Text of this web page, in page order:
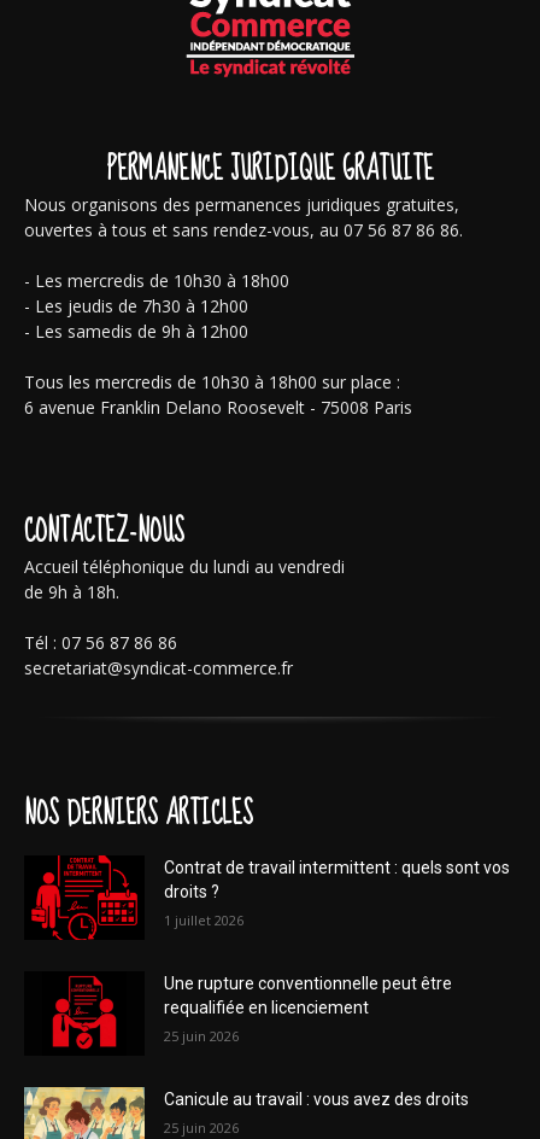
PERMANENCE JURIDIQUE GRATUITE
Nous organisons des permanences juridiques gratuites,
ouvertes à tous et sans rendez-vous, au 07 56 87 86 86.
- Les mercredis de 10h30 à 18h00
- Les jeudis de 7h30 à 12h00
- Les samedis de 9h à 12h00
Tous les mercredis de 10h30 à 18h00 sur place :
6 avenue Franklin Delano Roosevelt - 75008 Paris
CONTACTEZ-NOUS
Accueil téléphonique du lundi au vendredi
de 9h à 18h.
Tél : 07 56 87 86 86
secretariat@syndicat-commerce.fr
NOS DERNIERS ARTICLES
Contrat de travail intermittent : quels sont vos
droits ?
1 juillet 2026
Une rupture conventionnelle peut être
requalifiée en licenciement
25 juin 2026
Canicule au travail : vous avez des droits
25 juin 2026